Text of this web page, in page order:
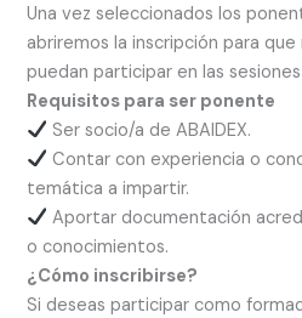
Una vez seleccionados los
abriremos la inscripción para
puedan participar en las
Requisitos para ser ponente
Ser socio/a de ABAIDEX.
Contar con experiencia o
temática a impartir.
Aportar documentación
o conocimientos.
¿Cómo inscribirse?
Si deseas participar como